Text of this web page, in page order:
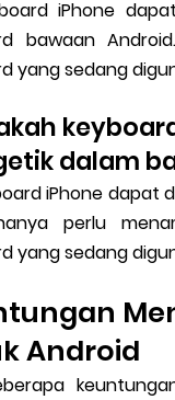
iPhone
bawaan
yang sedang
dalam
iPhone dapat
perlu
yang sedang
Android